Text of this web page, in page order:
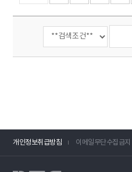
개인정보취급방침 이메일무단수집금지